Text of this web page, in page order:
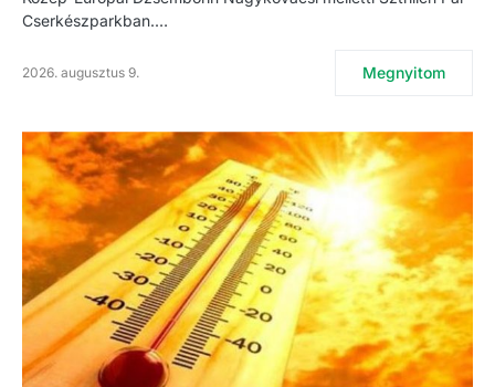
Cserkészparkban.…
2026. augusztus 9. Megnyitom